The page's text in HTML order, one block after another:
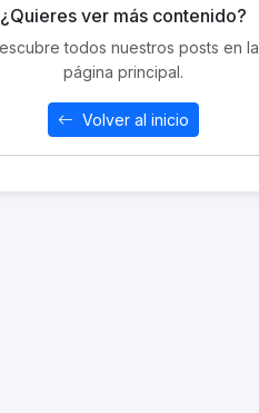
¿Quieres ver más contenido?
todos nuestros posts en la
página principal.
Volver al inicio